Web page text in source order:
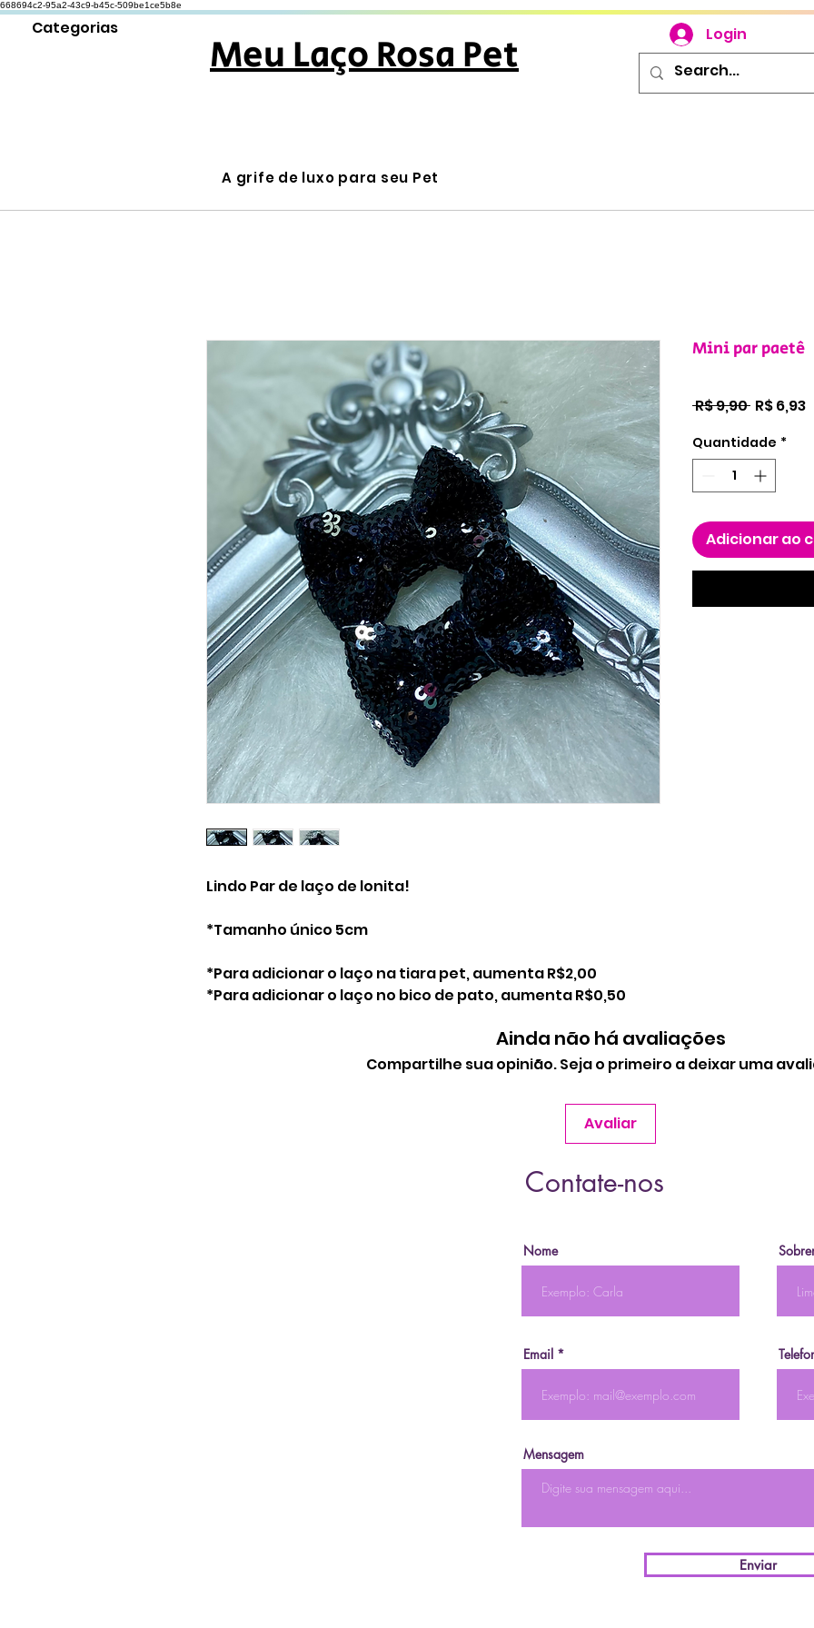
668694c2-95a2-43c9-b45c-509be1ce5b8e
Categorias
Meu Laço Rosa Pet Login
A grife de luxo para seu Pet
Lindo Par de laço de lonita!
*Tamanho único 5cm
*Para adicionar o laço na tiara pet, aumenta R$2,00
*Para adicionar o laço no bico de pato, aumenta R$0,50
Mini par paetê
R$ 9,90 Preço
R$ 6,93
Quantidade *
Adicionar ao
Ainda não há avaliações
Compartilhe sua opinião. Seja o primeiro a deixar uma
Avaliar
Contate-nos
Nome
Email
Mensagem
Enviar